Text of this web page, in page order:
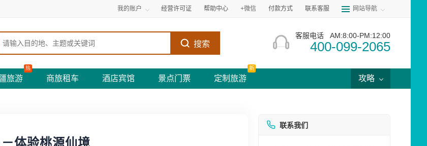
我的账户 经营许可证 帮助中心 +微信 付款方式 联系客服 网站导航
搜索
客服电话 AM:8:00-PM:12:00
400-099-2065
旅游
热
商旅租车 酒店宾馆 景点门票 定制旅游
新
攻略
体验桃源仙境
联系我们